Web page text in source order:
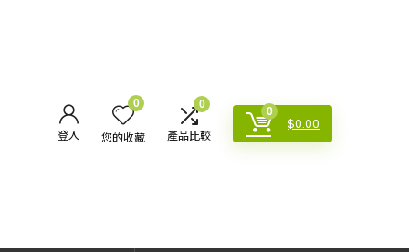
登入
0
您的收藏
0
產品比較
0
$0.00